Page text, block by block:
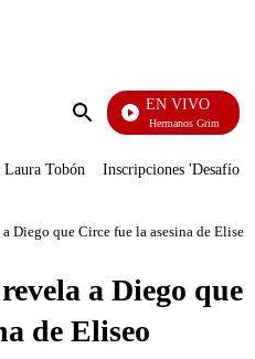
Enviar
EN VIVO
Cuentos De Los Hermanos Grimm
Laura Tobón Inscripciones 'Desafío'
Diego que Circe fue la asesina de Eliseo
a Diego que
de Eliseo